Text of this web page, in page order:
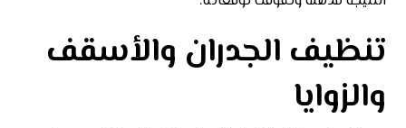
تنظيف الجدران والأسقف
والزوايا